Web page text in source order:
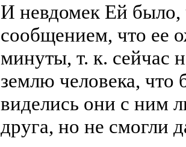
И невдомек Ей было,
сообщением, что ее
минуты, т. к. сейчас
землю человека, что
виделись они с ним
друга, но не смогли